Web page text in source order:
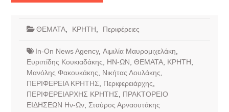
ΘΕΜΑΤΑ, ΚΡΗΤΗ Περιφέρειες
In-On News Agency, Αιμιλία Μαυρομιχελάκη
Ευριπίδης Κουκιαδάκης
ΗΝ-ΩΝ ΘΕΜΑΤΑ, ΚΡΗΤΗ
Μανόλης Φακουκάκης
Νικήτας Λουλάκης
ΠΕΡΙΦΕΡΕΙΑ ΚΡΗΤΗΣ
Περιφερειάρχης
ΠΕΡΙΦΕΡΕΙΑΡΧΗΣ ΚΡΗΤΗΣ
ΠΡΑΚΤΟΡΕΙΟ
ΕΙΔΗΣΕΩΝ Ην-Ων, Σταύρος Αρναουτάκης